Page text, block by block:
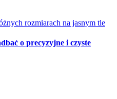
o precyzyjne i czyste